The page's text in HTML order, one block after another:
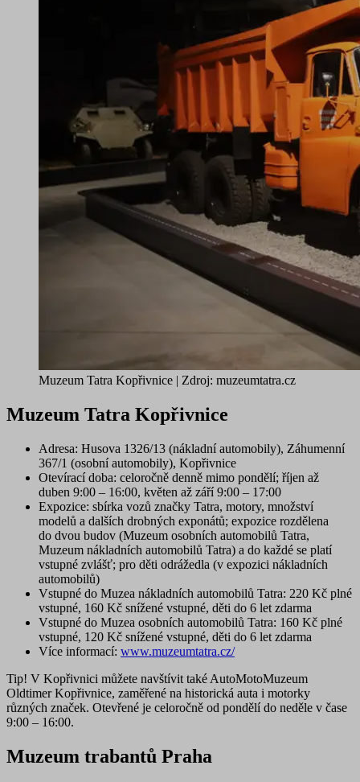
Muzeum Tatra Kopřivnice | Zdroj: muzeumtatra.cz
Muzeum Tatra Kopřivnice
Adresa: Husova 1326/13 (nákladní automobily), Záhumenní
367/1 (osobní automobily), Kopřivnice
Otevírací doba: celoročně denně mimo pondělí; říjen až
duben 9:00 – 16:00, květen až září 9:00 – 17:00
Expozice: sbírka vozů značky Tatra, motory, množství
modelů a dalších drobných exponátů; expozice rozdělena
do dvou budov (Muzeum osobních automobilů Tatra,
Muzeum nákladních automobilů Tatra) a do každé se platí
vstupné zvlášť; pro děti odrážedla (v expozici nákladních
automobilů)
Vstupné do Muzea nákladních automobilů Tatra: 220 Kč plné
vstupné, 160 Kč snížené vstupné, děti do 6 let zdarma
Vstupné do Muzea osobních automobilů Tatra: 160 Kč plné
vstupné, 120 Kč snížené vstupné, děti do 6 let zdarma
Více informací: www.muzeumtatra.cz/
Tip! V Kopřivnici můžete navštívit také AutoMotoMuzeum
Oldtimer Kopřivnice, zaměřené na historická auta i motorky
různých značek. Otevřené je celoročně od pondělí do neděle v čase
9:00 – 16:00.
Muzeum trabantů Praha